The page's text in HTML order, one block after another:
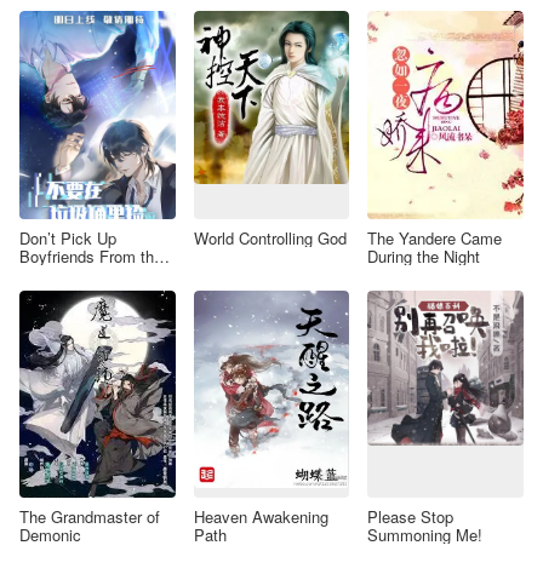
Don’t Pick Up
Boyfriends From the
World Controlling God The Yandere Came
During the Night
The Grandmaster of
Demonic
Heaven Awakening
Path
Please Stop
Summoning Me!